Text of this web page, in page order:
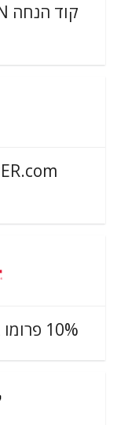
10% פרומו ב footlocker.com הצטרפות